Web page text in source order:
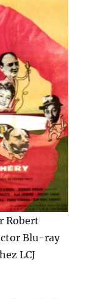
Robert
Blu-ray
LCJ